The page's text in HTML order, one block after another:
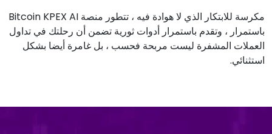
مكرسة للابتكار الذي لا هوادة فيه ، تتطور منصة Bitcoin KPEX AI
باستمرار ، وتقدم باستمرار أدوات ثورية تضمن أن رحلتك في تداول
العملات المشفرة ليست مربحة فحسب ، بل غامرة أيضا بشكل
استثنائي.